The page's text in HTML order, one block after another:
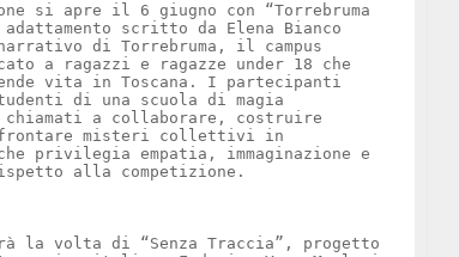
si apre il 6 giugno con “Torrebruma
adattamento scritto da Elena Bianco
di Torrebruma, il campus
a ragazzi e ragazze under 18 che
vita in Toscana. I partecipanti
di una scuola di magia
chiamati a collaborare, costruire
misteri collettivi in
privilegia empatia, immaginazione e
alla competizione.
la volta di “Senza Traccia”, progetto